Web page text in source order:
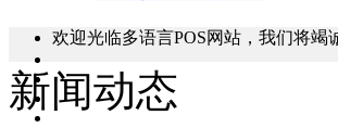
欢迎光临多语言POS网站，我们将竭
新闻动态